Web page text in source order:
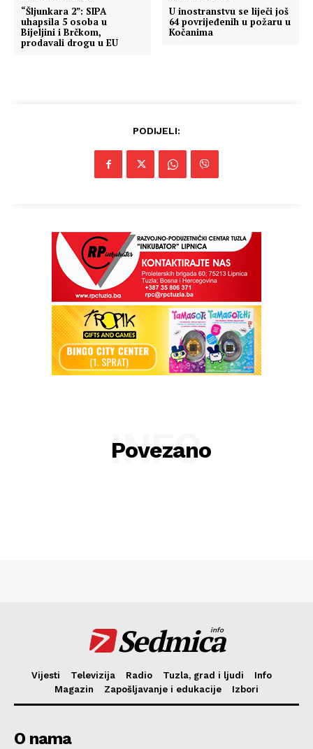
“Šljunkara 2”: SIPA
uhapsila 5 osoba u
Bijeljini i Brčkom,
prodavali drogu u EU
U inostranstvu se liječi još
64 povrijeđenih u požaru u
Kočanima
PODIJELI:
Povezano
INFO
Sedmica
info
Vijesti Televizija Radio Tuzla, grad i ljudi
Info
Magazin
Zapošljavanje i edukacije Izbori
O nama